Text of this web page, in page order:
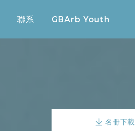
聯系
GBArb Youth
名冊下載